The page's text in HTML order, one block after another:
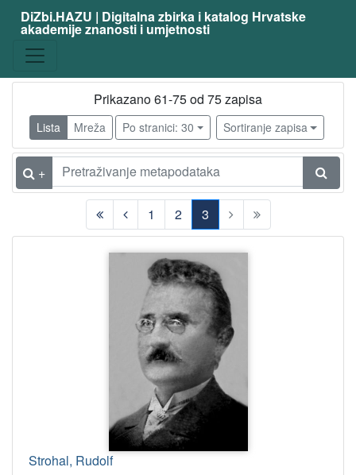
DiZbi.HAZU | Digitalna zbirka i katalog Hrvatske
akademije znanosti i umjetnosti
Prikazano 61-75 od 75 zapisa
Lista Mreža Po stranici: 30 Sortiranje zapisa
+
1 2
3
(current)
Strohal, Rudolf